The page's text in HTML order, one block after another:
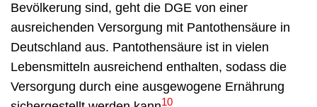
Bevölkerung sind, geht die DGE von einer
ausreichenden Versorgung mit Pantothensäure in
Deutschland aus. Pantothensäure ist in vielen
Lebensmitteln ausreichend enthalten, sodass die
Versorgung durch eine ausgewogene Ernährung
10